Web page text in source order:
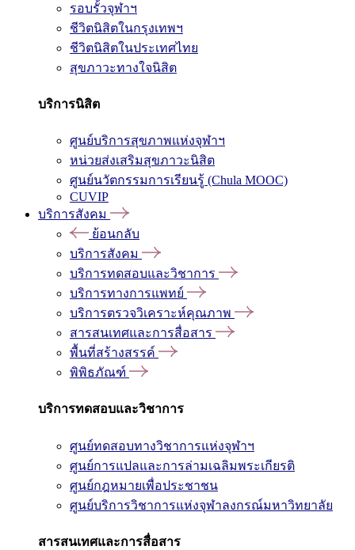
รอบรั้วจุฬาฯ
ชีวิตนิสิตในกรุงเทพฯ
ชีวิตนิสิตในประเทศไทย
สุขภาวะทางใจนิสิต
บริการนิสิต
ศูนย์บริการสุขภาพแห่งจุฬาฯ
หน่วยส่งเสริมสุขภาวะนิสิต
ศูนย์นวัตกรรมการเรียนรู้ (Chula MOOC)
CUVIP
บริการสังคม
ย้อนกลับ
บริการสังคม
บริการทดสอบและวิชาการ
บริการทางการแพทย์
บริการตรวจวิเคราะห์คุณภาพ
สารสนเทศและการสื่อสาร
พื้นที่สร้างสรรค์
พิพิธภัณฑ์
บริการทดสอบและวิชาการ
ศูนย์ทดสอบทางวิชาการแห่งจุฬาฯ
ศูนย์การแปลและการล่ามเฉลิมพระเกียรติ
ศูนย์กฎหมายเพื่อประชาชน
ศูนย์บริการวิชาการแห่งจุฬาลงกรณ์มหาวิทยาลัย
สารสนเทศและการสื่อสาร